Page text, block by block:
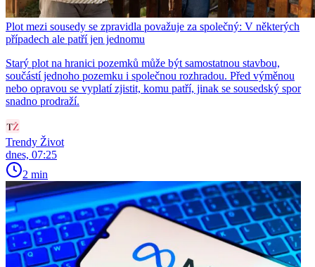
Plot mezi sousedy se zpravidla považuje za společný: V některých
případech ale patří jen jednomu
Starý plot na hranici pozemků může být samostatnou stavbou,
součástí jednoho pozemku i společnou rozhradou. Před výměnou
nebo opravou se vyplatí zjistit, komu patří, jinak se sousedský spor
snadno prodraží.
Trendy Život
dnes, 07:25
2 min